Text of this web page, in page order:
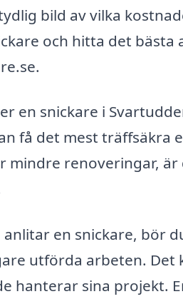
bild av vilka
och hitta det
en snickare i
få det mest
mindre renoveringar,
en snickare, bör
utförda arbeten. Det
hanterar sina projekt.